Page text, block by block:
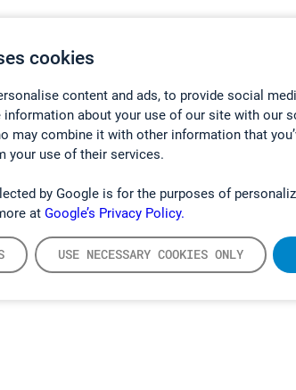
cookies
content and ads, to provide social
about your use of our site with our
may combine it with other information that
your use of their services.
by Google is for the purposes of
at Google’s Privacy Policy.
USE NECESSARY COOKIES ONLY